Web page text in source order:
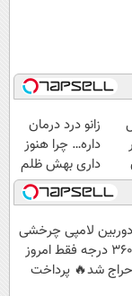
زانو درد درمان
داره… چرا هنوز
داری بهش ظلم
می‌کنی؟
دوربین لامپی چرخشی
360 درجه فقط امروز
حراج شد🔥 پرداخت